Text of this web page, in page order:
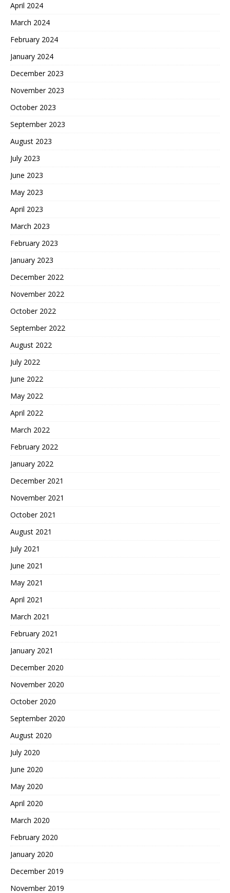
April 2024
March 2024
February 2024
January 2024
December 2023
November 2023
October 2023
September 2023
August 2023
July 2023
June 2023
May 2023
April 2023
March 2023
February 2023
January 2023
December 2022
November 2022
October 2022
September 2022
August 2022
July 2022
June 2022
May 2022
April 2022
March 2022
February 2022
January 2022
December 2021
November 2021
October 2021
August 2021
July 2021
June 2021
May 2021
April 2021
March 2021
February 2021
January 2021
December 2020
November 2020
October 2020
September 2020
August 2020
July 2020
June 2020
May 2020
April 2020
March 2020
February 2020
January 2020
December 2019
November 2019